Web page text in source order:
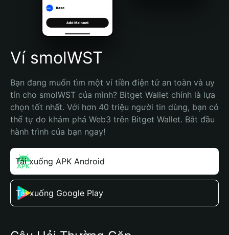
Português (Brasil)
Español (Argentina)
Ví smolWST
Bạn đang muốn tìm một ví tiền điện tử an toàn và uy
tín cho smolWST của mình? Bitget Wallet chính là lựa
chọn tốt nhất. Với hơn 40 triệu người tin dùng, bạn có
thể tự do khám phá Web3 trên Bitget Wallet. Bắt đầu
hành trình của bạn ngay!
Tải xuống APK Android
Tải xuống Google Play